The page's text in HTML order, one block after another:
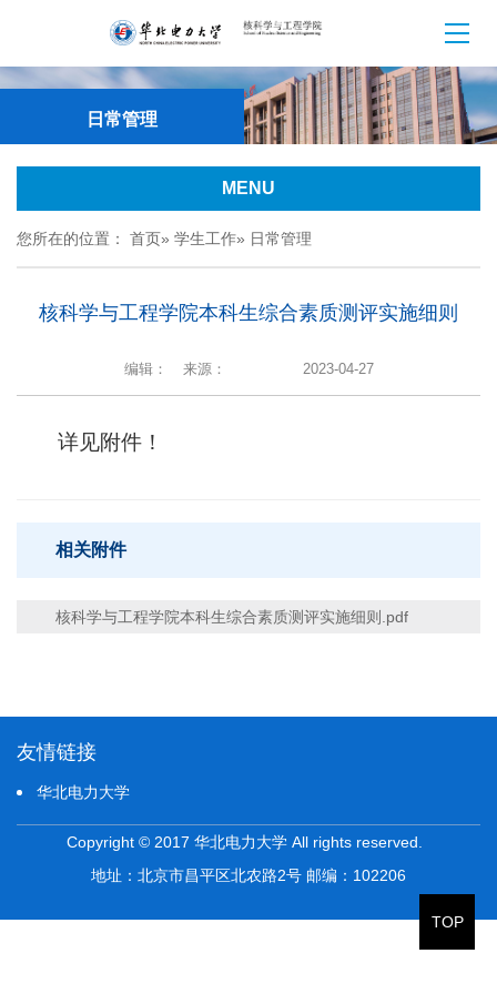
日常管理
MENU
您所在的位置： 首页» 学生工作» 日常管理
核科学与工程学院本科生综合素质测评实施细则
编辑： 来源： 2023-04-27
详见附件！
相关附件
核科学与工程学院本科生综合素质测评实施细则.pdf
TOP
友情链接
华北电力大学
Copyright © 2017 华北电力大学 All rights reserved.
地址：北京市昌平区北农路2号 邮编：102206